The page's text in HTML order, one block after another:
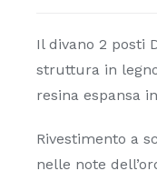
quantità
Il divano 2 posti
struttura in
resina espansa
Rivestimento a
nelle note